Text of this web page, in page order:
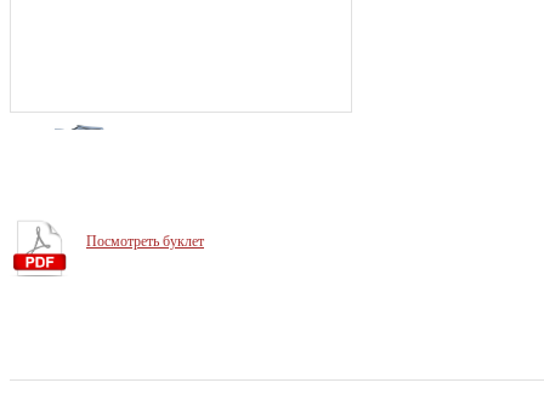
Посмотреть буклет